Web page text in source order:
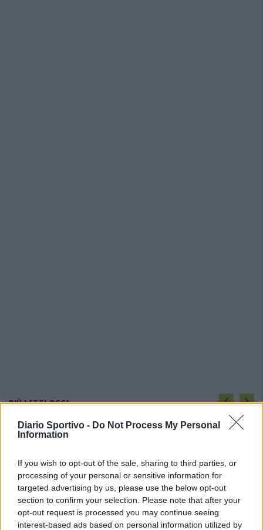
Diario Sportivo - Do Not Process My Personal
Information
If you wish to opt-out of the sale, sharing to third parties, or
processing of your personal or sensitive information for
targeted advertising by us, please use the below opt-out
section to confirm your selection. Please note that after your
opt-out request is processed you may continue seeing
interest-based ads based on personal information utilized by
PIÙ LETTI OGGI
7 Ago 2026
Il Monastir riparte dai pilastri Masia, Pinna e
Aloia, il primo acquisto è Loru
7 Ago 2026